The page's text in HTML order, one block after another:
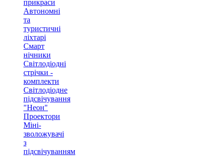
прикраси
Автономні
та
туристичні
ліхтарі
Смарт
нічники
Світлодіодні
стрічки -
комплекти
Світлодіодне
підсвічування
"Неон"
Проектори
Міні-
зволожувачі
з
підсвічуванням